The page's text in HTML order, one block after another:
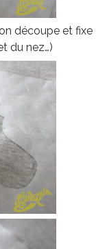
découpe et fixe
du nez…)